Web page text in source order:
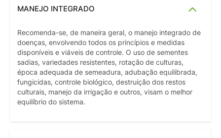
MANEJO INTEGRADO
Recomenda-se, de maneira geral, o manejo integrado de
doenças, envolvendo todos os princípios e medidas
disponíveis e viáveis de controle. O uso de sementes
sadias, variedades resistentes, rotação de culturas,
época adequada de semeadura, adubação equilibrada,
fungicidas, controle biológico, destruição dos restos
culturais, manejo da irrigação e outros, visam o melhor
equilíbrio do sistema.